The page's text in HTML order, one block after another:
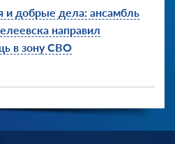
и добрые дела: ансамбль
направил
в зону СВО